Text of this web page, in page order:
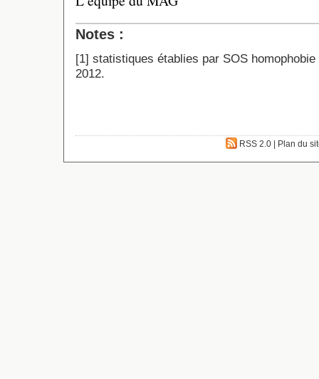
Notes :
[1] statistiques établies par SOS homophobie
2012.
RSS 2.0 Plan du